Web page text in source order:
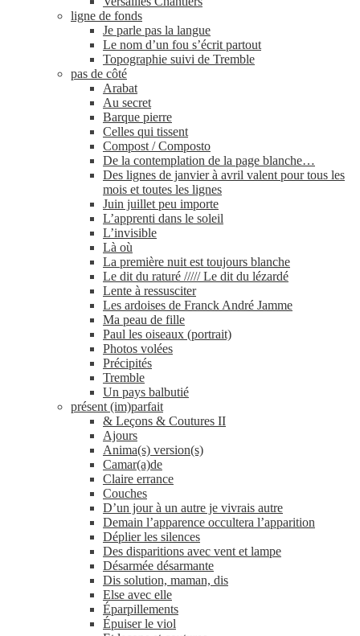
ligne de fonds
Je parle pas la langue
Le nom d’un fou s’écrit partout
Topographie suivi de Tremble
pas de côté
Arabat
Au secret
Barque pierre
Celles qui tissent
Compost / Composto
De la contemplation de la page blanche…
Des lignes de janvier à avril valent pour tous les
mois et toutes les lignes
Juin juillet peu importe
L’apprenti dans le soleil
L’invisible
Là où
La première nuit est toujours blanche
Le dit du raturé ///// Le dit du lézardé
Lente à ressusciter
Les ardoises de Franck André Jamme
Ma peau de fille
Paul les oiseaux (portrait)
Photos volées
Précipités
Tremble
Un pays balbutié
présent (im)parfait
& Leçons & Coutures II
Ajours
Anima(s) version(s)
Camar(a)de
Claire errance
Couches
D’un jour à un autre je vivrais autre
Demain l’apparence occultera l’apparition
Déplier les silences
Des disparitions avec vent et lampe
Désarmée désarmante
Dis solution, maman, dis
Else avec elle
Éparpillements
Épuiser le viol